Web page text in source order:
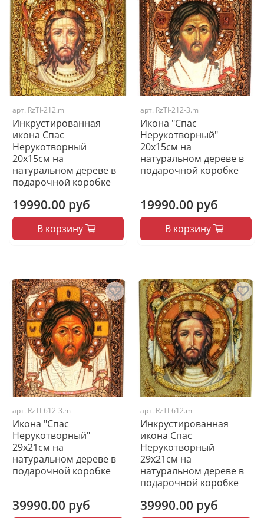
арт. RzTI-212.m
Инкрустированная
икона Спас
Нерукотворный
20х15см на
натуральном дереве в
подарочной коробке
19990.00 руб
В корзину
арт. RzTI-212-3.m
Икона "Спас
Нерукотворный"
20х15см на
натуральном дереве в
подарочной коробке
19990.00 руб
В корзину
арт. RzTI-612-3.m
Икона "Спас
Нерукотворный"
29х21см на
натуральном дереве в
подарочной коробке
39990.00 руб
арт. RzTI-612.m
Инкрустированная
икона Спас
Нерукотворный
29х21см на
натуральном дереве в
подарочной коробке
39990.00 руб